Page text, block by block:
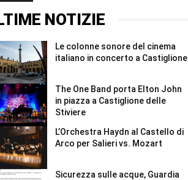
#Shorts
a
Castiglione
sul
Garda:
strutture
irregolari
e
sanzioni
...
#Shorts
NOTIZIE
Le colonne sonore del cinema
italiano in concerto a Castiglione
The One Band porta Elton John
in piazza a Castiglione delle
Stiviere
L’Orchestra Haydn al Castello di
Arco per Salieri vs. Mozart
Sicurezza sulle acque, Guardia